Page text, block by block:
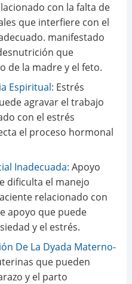
con la falta de
que interfiere con el
manifestado
que
de la madre y el feto.
Espiritual: Estrés
agravar el trabajo
con el estrés
el proceso hormonal
Inadecuada: Apoyo
dificulta el manejo
relacionado con
apoyo que puede
y el estrés.
De La Dyada Materno-
que pueden
y el parto